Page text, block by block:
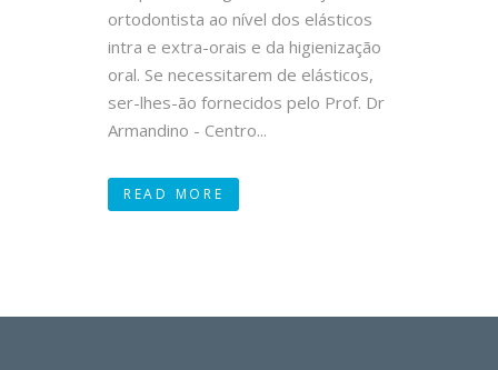
ortodontista ao nível dos elásticos
intra e extra-orais e da higienização
oral. Se necessitarem de elásticos,
ser-lhes-ão fornecidos pelo Prof. Dr
Armandino - Centro...
READ MORE